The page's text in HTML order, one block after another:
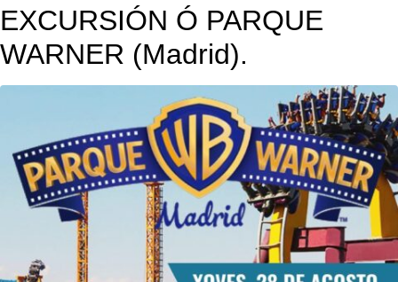
EXCURSIÓN Ó PARQUE
WARNER (Madrid).